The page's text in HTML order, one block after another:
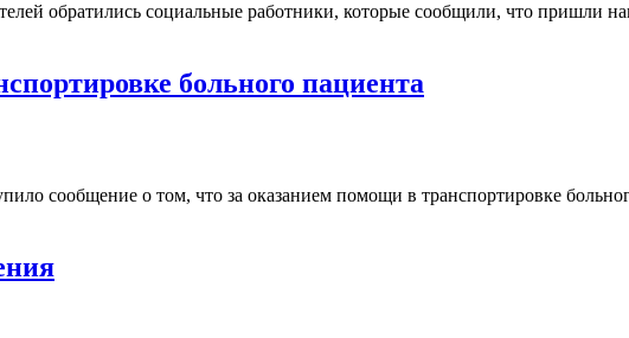
обратились социальные работники, которые сообщили, что пришли
больного пациента
сообщение о том, что за оказанием помощи в транспортировке